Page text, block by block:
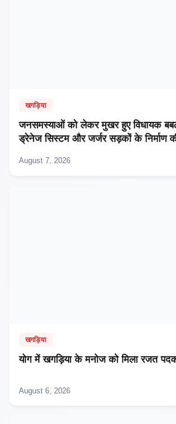
खगड़िया
जनसमस्याओं को लेकर मुखर हुए विधायक
ड्रेनेज सिस्टम और जर्जर सड़कों के निर्माण
August 7, 2026
खगड़िया
​योग में खगड़िया के मनोज को मिला रजत
August 6, 2026